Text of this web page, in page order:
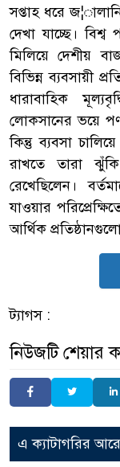
সপ্তাহ ধরে
দেখা যাচ্ছে। বিশ্ব
মিলিয়ে দেশীয়
বিভিন্ন ব্যবসায়ী
ধারাবাহিক
লোকসানের ভয়ে
কিন্তু ব্যবসা
রাখতে তারা
রেখেছিলেন।
যাওয়ার
আর্থিক
ট্যাগস :
নিউজটি শেয়ার
এ ক্যাটাগরির